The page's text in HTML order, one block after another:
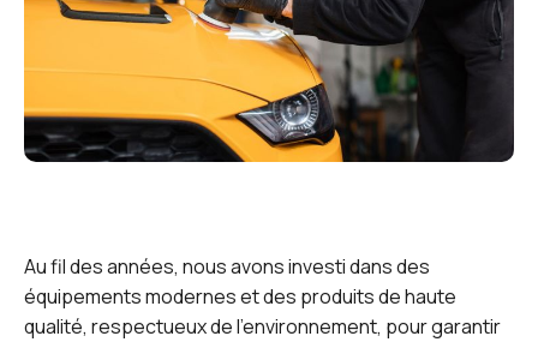
Au fil des années, nous avons investi dans des
équipements modernes et des produits de haute
qualité, respectueux de l’environnement, pour garantir